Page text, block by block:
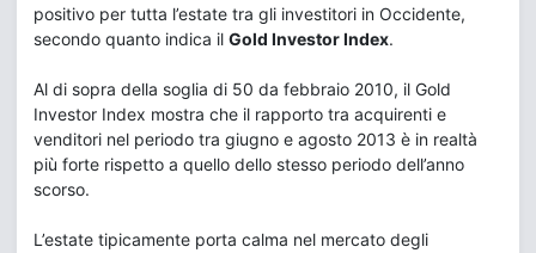
positivo per tutta l’estate tra gli investitori in Occidente,
secondo quanto indica il Gold Investor Index.
Al di sopra della soglia di 50 da febbraio 2010, il Gold
Investor Index mostra che il rapporto tra acquirenti e
venditori nel periodo tra giugno e agosto 2013 è in realtà
più forte rispetto a quello dello stesso periodo dell’anno
scorso.
L’estate tipicamente porta calma nel mercato degli